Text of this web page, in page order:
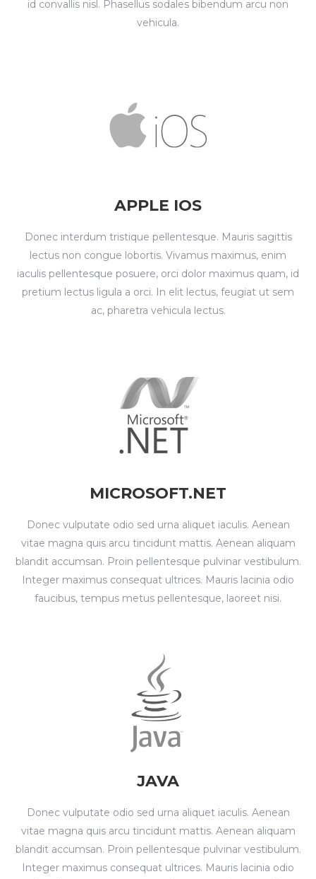
id convallis nisl. Phasellus sodales bibendum arcu non
vehicula.
APPLE IOS
Donec interdum tristique pellentesque. Mauris sagittis
lectus non congue lobortis. Vivamus maximus, enim
iaculis pellentesque posuere, orci dolor maximus quam, id
pretium lectus ligula a orci. In elit lectus, feugiat ut sem
ac, pharetra vehicula lectus.
MICROSOFT.NET
Donec vulputate odio sed urna aliquet iaculis. Aenean
vitae magna quis arcu tincidunt mattis. Aenean aliquam
blandit accumsan. Proin pellentesque pulvinar vestibulum.
Integer maximus consequat ultrices. Mauris lacinia odio
faucibus, tempus metus pellentesque, laoreet nisi.
JAVA
Donec vulputate odio sed urna aliquet iaculis. Aenean
vitae magna quis arcu tincidunt mattis. Aenean aliquam
blandit accumsan. Proin pellentesque pulvinar vestibulum.
Integer maximus consequat ultrices. Mauris lacinia odio